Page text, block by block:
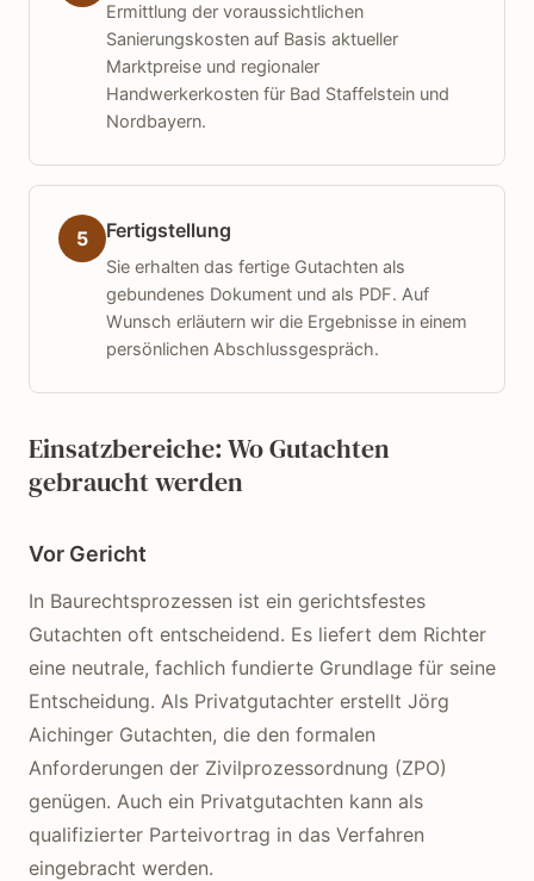
Ermittlung der voraussichtlichen
Sanierungskosten auf Basis aktueller
Marktpreise und regionaler
Handwerkerkosten für Bad Staffelstein und
Nordbayern.
5 Fertigstellung
Sie erhalten das fertige Gutachten als
gebundenes Dokument und als PDF. Auf
Wunsch erläutern wir die Ergebnisse in einem
persönlichen Abschlussgespräch.
Einsatzbereiche: Wo Gutachten
gebraucht werden
Vor Gericht
In Baurechtsprozessen ist ein gerichtsfestes
Gutachten oft entscheidend. Es liefert dem Richter
eine neutrale, fachlich fundierte Grundlage für seine
Entscheidung. Als Privatgutachter erstellt Jörg
Aichinger Gutachten, die den formalen
Anforderungen der Zivilprozessordnung (ZPO)
genügen. Auch ein Privatgutachten kann als
qualifizierter Parteivortrag in das Verfahren
eingebracht werden.